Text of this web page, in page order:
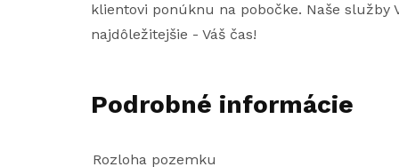
klientovi ponúknu na pobočke. Naše služby
najdôležitejšie - Váš čas!
Podrobné informácie
Rozloha pozemku